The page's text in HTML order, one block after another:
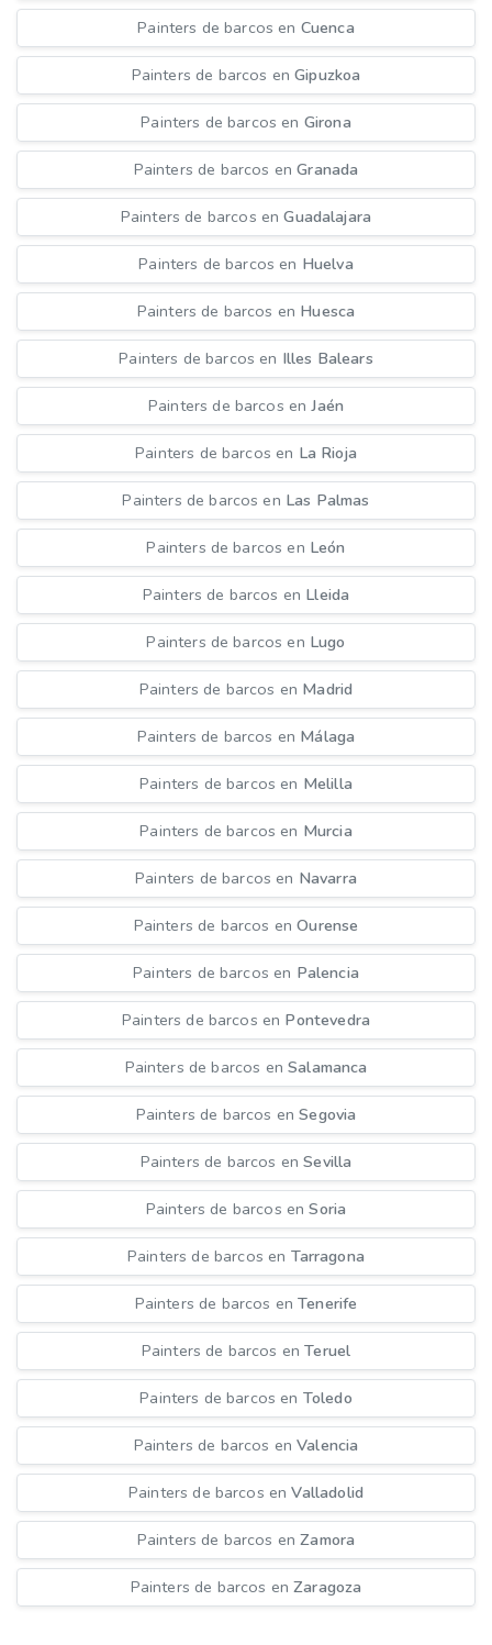
Painters de barcos en Cuenca
Painters de barcos enGipuzkoa
Painters de barcos en Girona
Painters de barcos enGranada
Painters de barcos enGuadalajara
Painters de barcos en Huelva
Painters de barcos en Huesca
Painters de barcos en Illes Balears
Painters de barcos enJaén
Painters de barcos en La Rioja
Painters de barcos en Las Palmas
Painters de barcos en León
Painters de barcos en Lleida
Painters de barcos en Lugo
Painters de barcos en Madrid
Painters de barcos en Málaga
Painters de barcos en Melilla
Painters de barcos en Murcia
Painters de barcos en Navarra
Painters de barcos enOurense
Painters de barcos en Palencia
Painters de barcos en Pontevedra
Painters de barcos enSalamanca
Painters de barcos enSegovia
Painters de barcos enSevilla
Painters de barcos enSoria
Painters de barcos en Tarragona
Painters de barcos enTenerife
Painters de barcos enTeruel
Painters de barcos en Toledo
Painters de barcos enValencia
Painters de barcos enValladolid
Painters de barcos enZamora
Painters de barcos enZaragoza